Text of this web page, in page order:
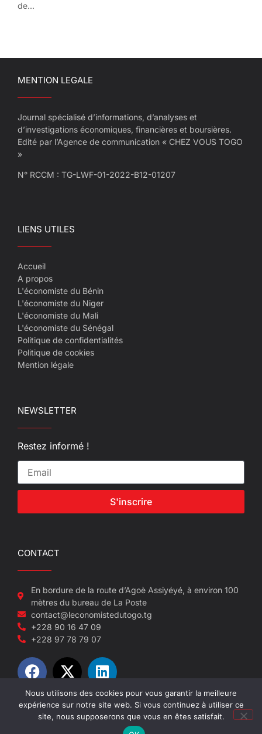
de...
MENTION LEGALE
Journal spécialisé d’informations, d’analyses et
d’investigations économiques, financières et boursières.
Edité par l’Agence de communication « CHEZ VOUS TOGO
»
N° RCCM : TG-LWF-01-2022-B12-01207
LIENS UTILES
Accueil
A propos
L'économiste du Bénin
L'économiste du Niger
L'économiste du Mali
L'économiste du Sénégal
Politique de confidentialités
Politique de cookies
Mention légale
NEWSLETTER
Restez informé !
S'inscrire
CONTACT
En bordure de la route d’Agoè Assiyéyé, à environ 100
mètres du bureau de La Poste
contact@leconomistedutogo.tg
+228 90 16 47 09
+228 97 78 79 07
© 2022-2026 L'économiste du Togo
Nous utilisons des cookies pour vous garantir la meilleure
expérience sur notre site web. Si vous continuez à utiliser ce
site, nous supposerons que vous en êtes satisfait.